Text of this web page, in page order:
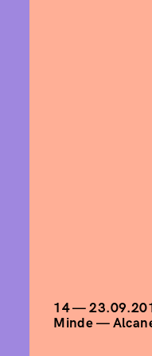
14 —
Minde —